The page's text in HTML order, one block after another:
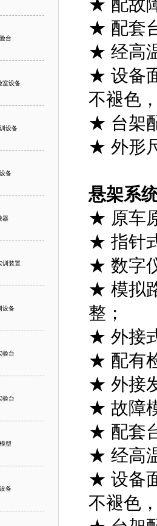
台
室设备
设备
备
器
训装置
设备
验台
验台
型
备
★ 配故
★ 配套
★ 经高
★ 设备
不褪色
★ 台架
★ 外形
悬架系
★ 原车
★ 指针
★ 数字
★ 模拟
整；
★ 外接
★ 配有
★ 外接
★ 故障
★ 配套
★ 经高
★ 设备
不褪色